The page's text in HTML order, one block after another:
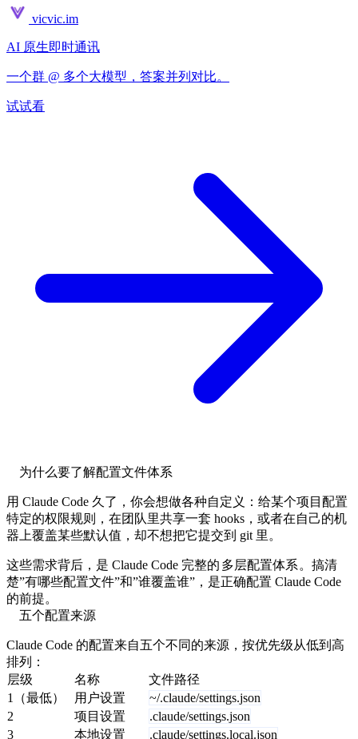
vicvic.im
AI 原生即时通讯
一个群 @ 多个大模型，答案并列对比。
试试看
为什么要了解配置文件体系
用 Claude Code 久了，你会想做各种自定义：给某个项目配置
特定的权限规则 ，在团队里共享一套 hooks ，或者在自己的机
器上覆盖某些默认值，却不想把它提交到 git 里。
这些需求背后，是 Claude Code 完整的 多层配置体系 。搞清
楚”有哪些配置文件”和”谁覆盖谁”，是正确配置 Claude Code
的前提。
五个配置来源
Claude Code 的配置来自五个不同的来源，按优先级从低到高
排列：
层级
名称
文件路径
1（最低）
用户设置
~/.claude/settings.json
2
项目设置
.claude/settings.json
3
本地设置 .claude/settings.local.json